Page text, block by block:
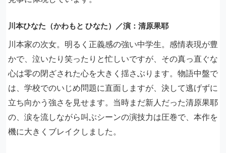
川本ひなた（かわもと ひなた）／演：清原果耶
川本家の次女。明るく正義感の強い中学生。感情表現が豊
かで、泣いたり笑ったりと忙しいですが、その真っ直ぐな
心は零の閉ざされた心を大きく揺さぶります。物語中盤で
は、学校でのいじめ問題に直面しますが、決して逃げずに
立ち向かう強さを見せます。当時まだ新人だった清原果耶
の、涙を流しながら叫ぶシーンの演技力は圧巻で、本作を
機に大きくブレイクしました。